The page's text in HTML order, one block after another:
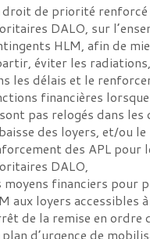
droit de priorité renforcé
DALO, sur
HLM, afin de
éviter les
les délais et le
financières
pas relogés dans les
des loyers, et/ou le
des APL pour
DALO,
moyens financiers pour
aux loyers accessibles
de la remise en ordre
d’urgence de